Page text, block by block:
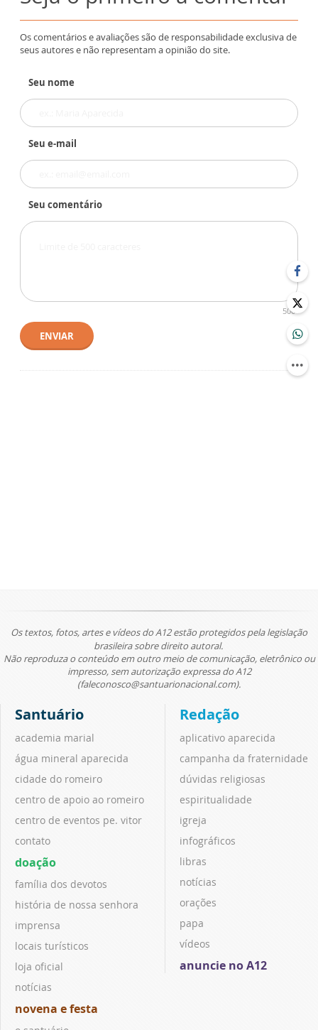
Os comentários e avaliações são de responsabilidade exclusiva de
seus autores e não representam a opinião do site.
Seu nome
Seu e-mail
Seu comentário
500
ENVIAR
Os textos, fotos, artes e vídeos do A12 estão protegidos pela legislação
brasileira sobre direito autoral.
Não reproduza o conteúdo em outro meio de comunicação, eletrônico ou
impresso, sem autorização expressa do A12
(faleconosco@santuarionacional.com).
Santuário
academia marial
água mineral aparecida
cidade do romeiro
centro de apoio ao romeiro
centro de eventos pe. vitor
contato
doação
família dos devotos
história de nossa senhora
imprensa
locais turísticos
loja oficial
notícias
novena e festa
Redação
aplicativo aparecida
campanha da fraternidade
dúvidas religiosas
espiritualidade
igreja
infográficos
libras
notícias
orações
papa
vídeos
anuncie no A12